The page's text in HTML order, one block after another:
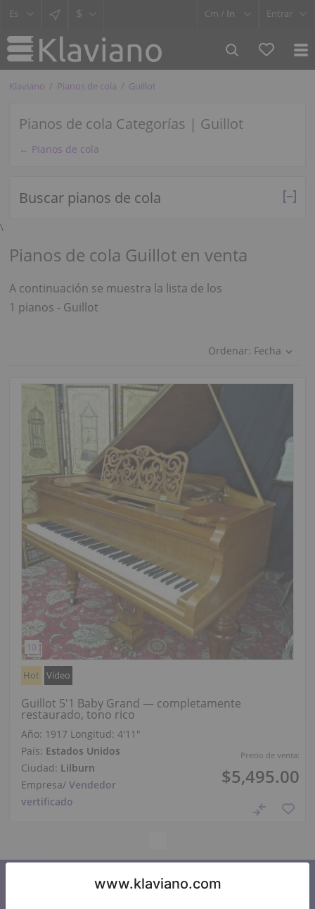
$ Cm / In Entrar
Klaviano Pianos de cola Guillot
Pianos de cola Categorías | Guillot
← Pianos de cola
Buscar pianos de cola
\
Pianos de cola Guillot en venta
A continuación se muestra la lista de los
1 pianos - Guillot
Ordenar: Fecha
Precio de venta:
$5,495.00
Hot Vídeo
Guillot 5'1 Baby Grand — completamente
restaurado, tono rico
Año: 1917 Longitud: 4′11″
País: Estados Unidos
Ciudad: Lilburn
Empresa/ Vendedor
vertificado
Suscríbase a nuestro boletín de